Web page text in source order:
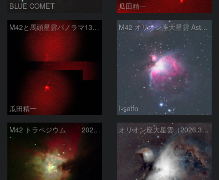
BLUE COMET 瓜田精一
M42と馬頭星雲パノラマ135mm
瓜田精一
M42 オリオン座大星雲 AstroTracer Type3の威力
I-satto
M42 トラペジウム 2026-3-14 オリオン座大星雲（2026.3.15）